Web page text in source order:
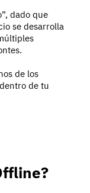
dado que
se desarrolla
de los
dentro de tu